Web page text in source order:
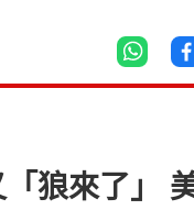
狼來了」